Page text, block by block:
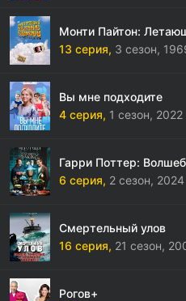
Монти Пайтон:
13 серия, 3 сезон,
Вы мне подходите
4 серия, 1 сезон, 2022
Гарри Поттер:
6 серия, 2 сезон, 2024
Смертельный улов
16 серия, 21 сезон,
Рогов+